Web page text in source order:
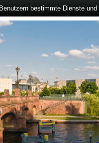
bestimmte Dienste